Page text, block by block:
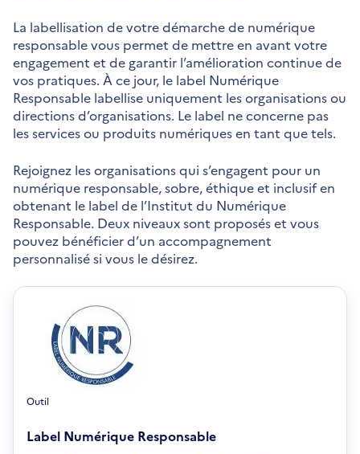
La labellisation de votre démarche de numérique
responsable vous permet de mettre en avant votre
engagement et de garantir l’amélioration continue de
vos pratiques. À ce jour, le label Numérique
Responsable labellise uniquement les organisations ou
directions d’organisations. Le label ne concerne pas
les services ou produits numériques en tant que tels.
Rejoignez les organisations qui s’engagent pour un
numérique responsable, sobre, éthique et inclusif en
obtenant le label de l’Institut du Numérique
Responsable. Deux niveaux sont proposés et vous
pouvez bénéficier d’un accompagnement
personnalisé si vous le désirez.
Outil
Label Numérique Responsable